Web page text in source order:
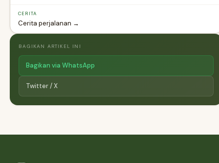
CERITA
Cerita perjalanan →
BAGIKAN ARTIKEL INI
Bagikan via WhatsApp
Twitter / X